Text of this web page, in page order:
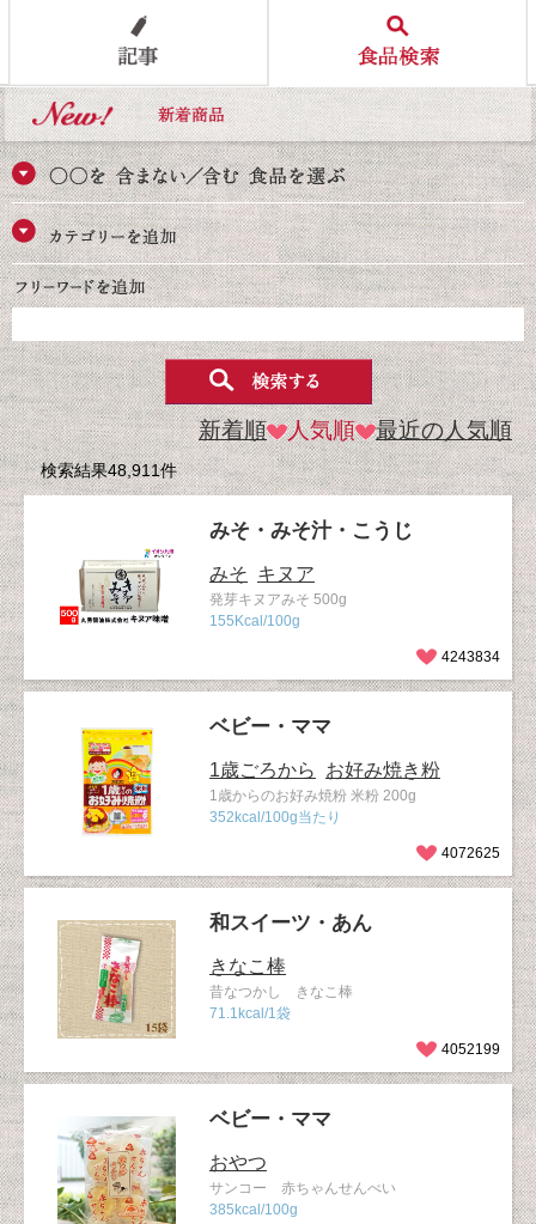
新着順 人気順 最近の人気順
検索結果48,911件
みそ・みそ汁・こうじ
みそ キヌア
発芽キヌアみそ 500g
155Kcal/100g
4243834
ベビー・ママ
1歳ごろから お好み焼き粉
1歳からのお好み焼粉 米粉 200g
352kcal/100g当たり
4072625
和スイーツ・あん
きなこ棒
昔なつかし きなこ棒
71.1kcal/1袋
4052199
ベビー・ママ
おやつ
サンコー 赤ちゃんせんべい
385kcal/100g